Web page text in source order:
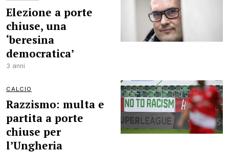
Elezione a porte
chiuse, una
‘beresina
democratica’
3 anni
CALCIO
Razzismo: multa e
partita a porte
chiuse per
l’Ungheria